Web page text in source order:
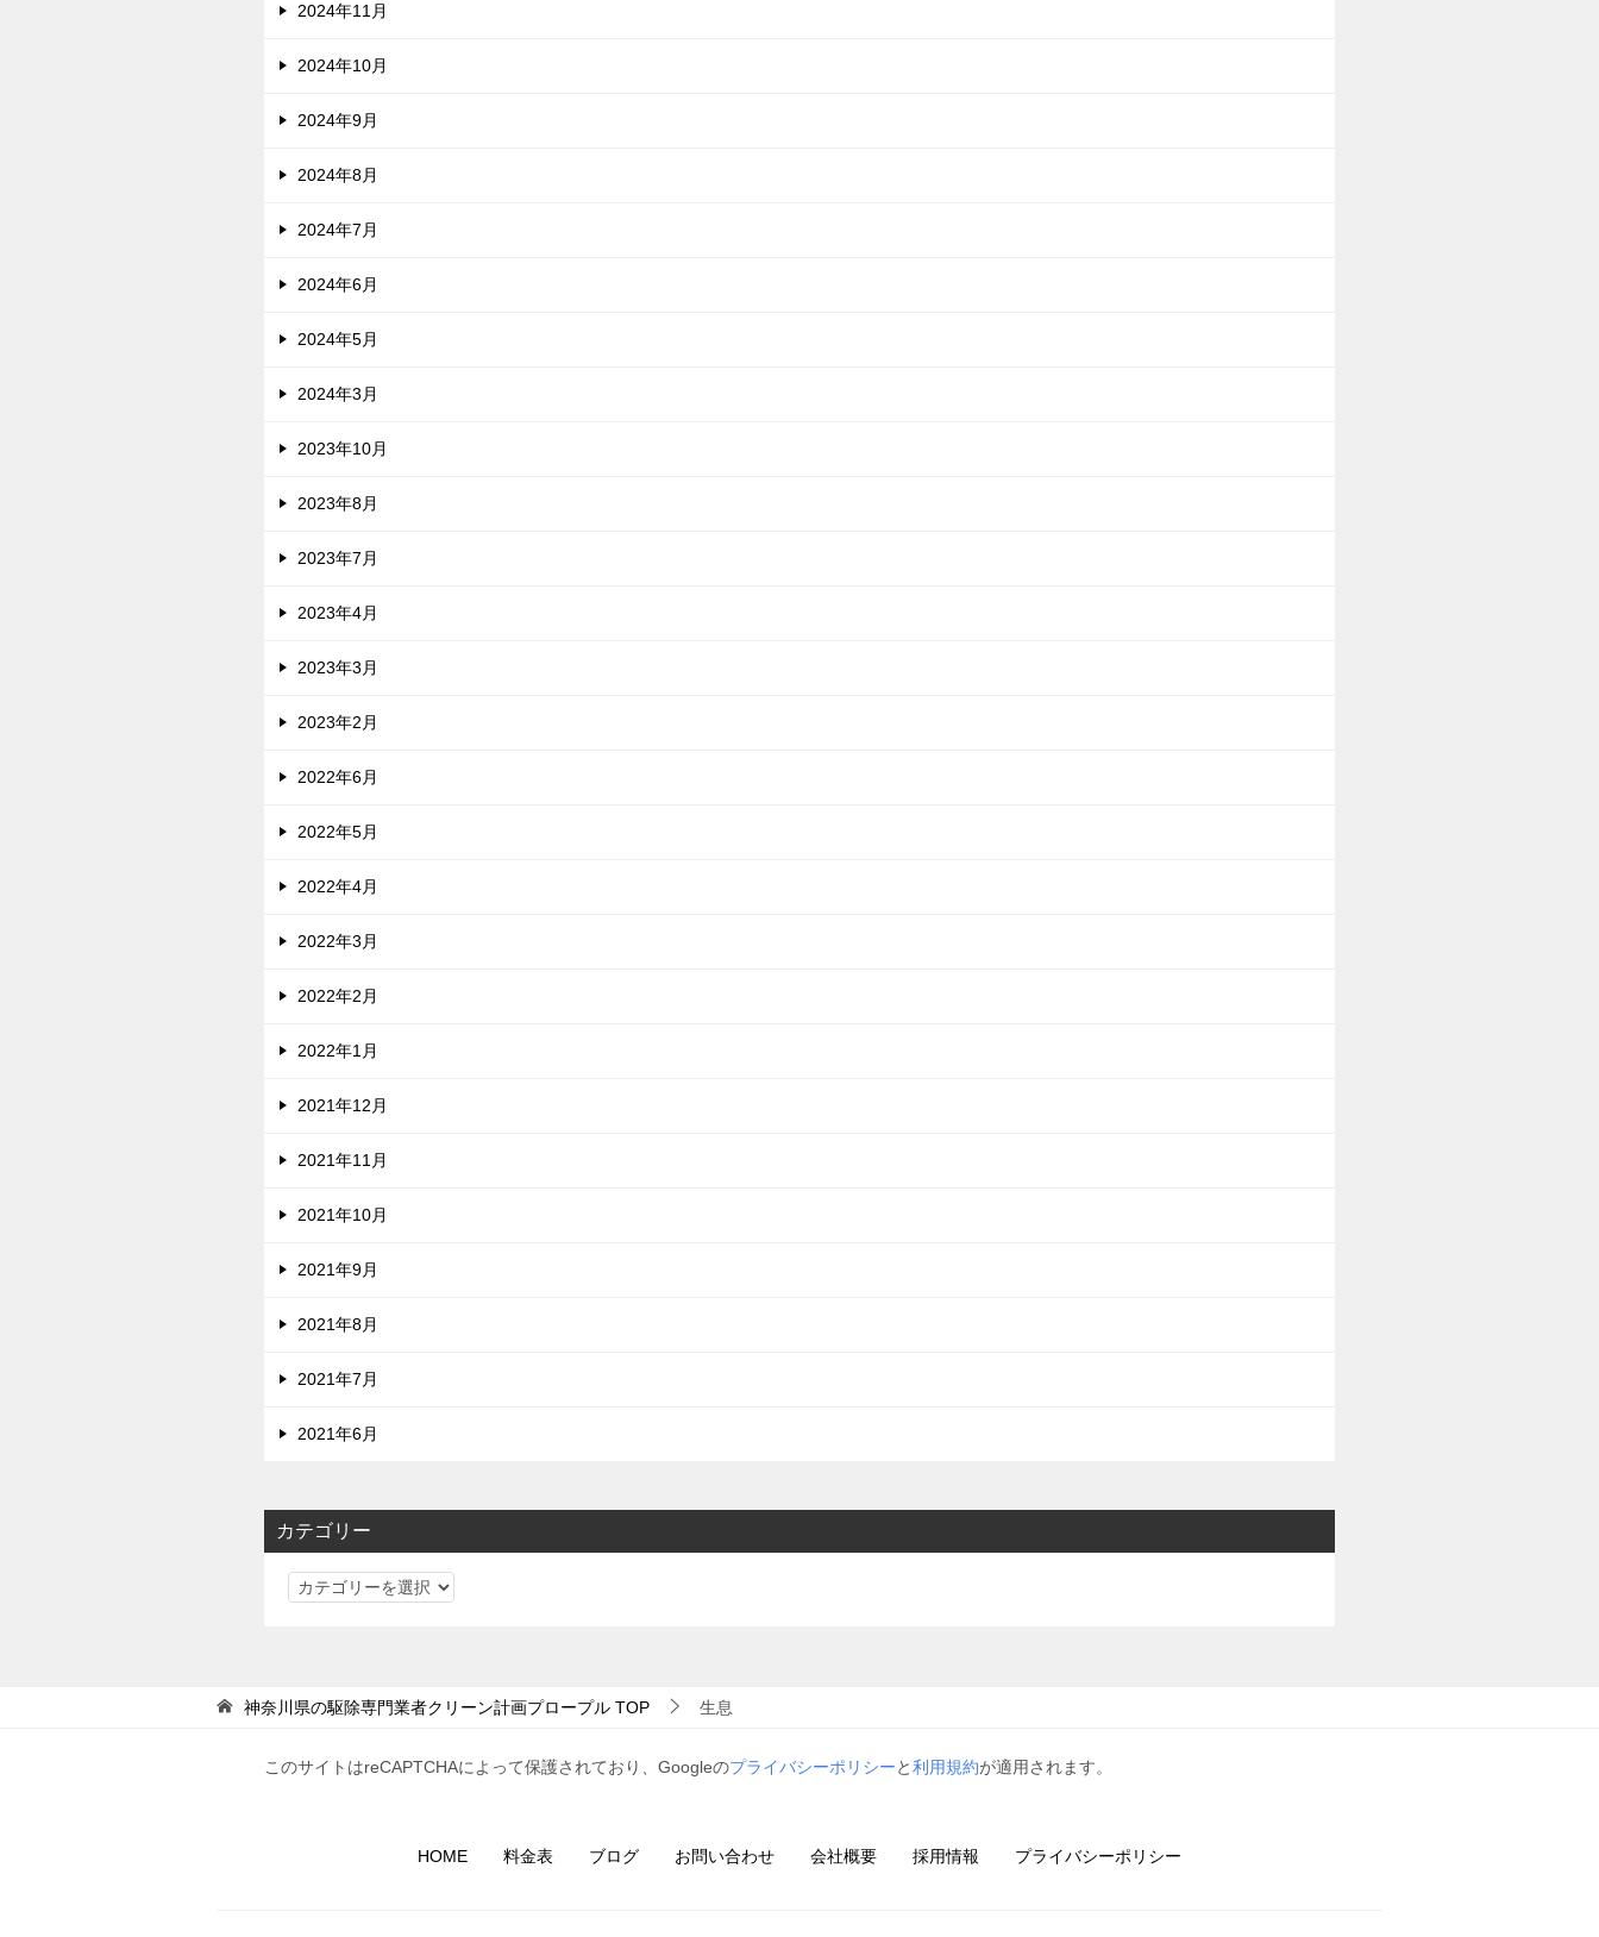
2024年11月
2024年10月
2024年9月
2024年8月
2024年7月
2024年6月
2024年5月
2024年3月
2023年10月
2023年8月
2023年7月
2023年4月
2023年3月
2023年2月
2022年6月
2022年5月
2022年4月
2022年3月
2022年2月
2022年1月
2021年12月
2021年11月
2021年10月
2021年9月
2021年8月
2021年7月
2021年6月
カテゴリー
カ
ー
神奈川県の駆除専門業者クリーン計画プロープル TOP 生息
このサイトはreCAPTCHAによって保護されており、Googleのプライバシーポリシーと利用規約が適用されます。
HOME 料金表 ブログ お問い合わせ 会社概要 採用情報 プライバシーポリシー